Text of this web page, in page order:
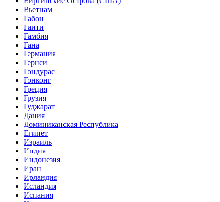
Вьетнам
Габон
Гаити
Гамбия
Гана
Германия
Гернси
Гондурас
Гонконг
Греция
Грузия
Гуджарат
Дания
Доминиканская Республика
Египет
Израиль
Индия
Индонезия
Иран
Ирландия
Исландия
Испания